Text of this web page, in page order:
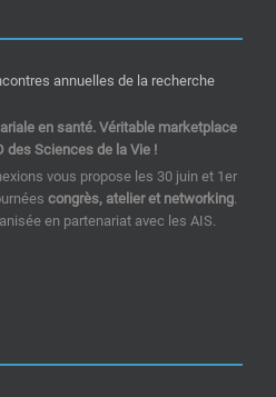
en santé. Véritable marketplace
des Sciences de la Vie !
vous propose les 30 juin et 1er
congrès, atelier et networking.
en partenariat avec les AIS.